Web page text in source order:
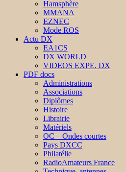
Hamsphère
MMANA
EZNEC
Mode ROS
Actu DX
EA1CS
DX WORLD
VIDEOS EXPE. DX
PDF docs
Administrations
Associations
Diplômes
Histoire
Librairie
Matériels
OC – Ondes courtes
Pays DXCC
Philatélie
RadioAmateurs France